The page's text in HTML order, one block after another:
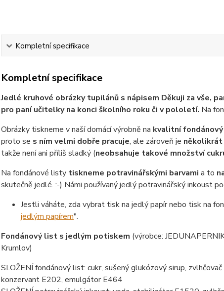
Kompletní specifikace
Kompletní specifikace
Jedlé kruhové obrázky tupilánů s nápisem Děkuji za vše,
pro paní učitelky na konci školního roku či v pololetí. Na
Obrázky tiskneme v naší domácí výrobně na kvalitní
proto se s ním velmi dobře pracuje, ale zároveň je několikrát
takže není ani příliš sladký (neobsahuje takové množství
Na fondánové listy tiskneme potravinářskými barvami a to
skutečně jedlé. :-) Námi používaný jedlý potravinářský inkoust
Jestli váháte, zda vybrat tisk na jedlý papír nebo tisk na
jedlým papírem".
Fondánový list s jedlým potiskem (výrobce:
Krumlov)
SLOŽENÍ fondánový list: cukr, sušený glukózový sirup,
konzervant E202, emulgátor E464